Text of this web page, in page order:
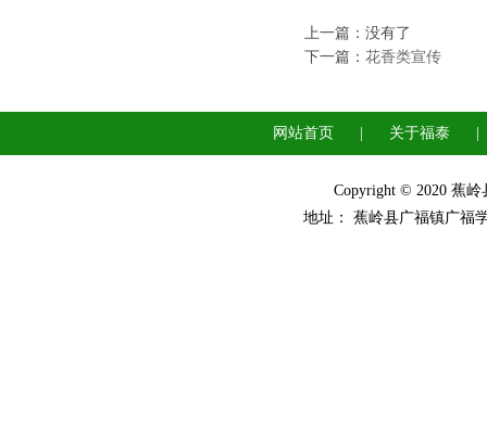
上一篇：没有了
下一篇： 花香类宣传
网站首页 关于福泰
Copyright © 2020 蕉
地址： 蕉岭县广福镇广福